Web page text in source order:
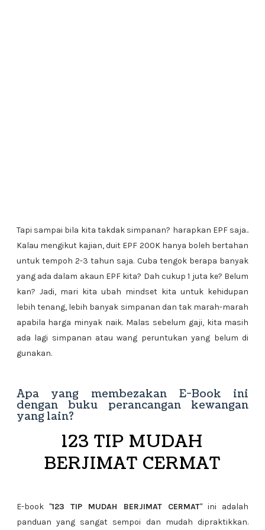
Tapi sampai bila kita takdak simpanan? harapkan EPF saja..
Kalau mengikut kajian, duit EPF 200K hanya boleh bertahan
untuk tempoh 2-3 tahun saja. Cuba tengok berapa banyak
yang ada dalam akaun EPF kita? Dah cukup 1 juta ke? Belum
kan? Jadi, mari kita ubah mindset kita untuk kehidupan
lebih tenang, lebih banyak simpanan dan tak marah-marah
apabila harga minyak naik. Malas sebelum gaji, kita masih
ada lagi simpanan atau wang peruntukan yang belum di
gunakan.
Apa yang membezakan E-Book ini
dengan buku perancangan kewangan
yang lain?
123 TIP MUDAH
BERJIMAT CERMAT
E-book "123 TIP MUDAH BERJIMAT CERMAT" ini adalah
panduan yang sangat sempoi dan mudah dipraktikkan.